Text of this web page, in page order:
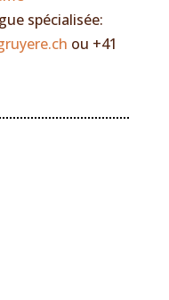
spécialisée:
ou +41